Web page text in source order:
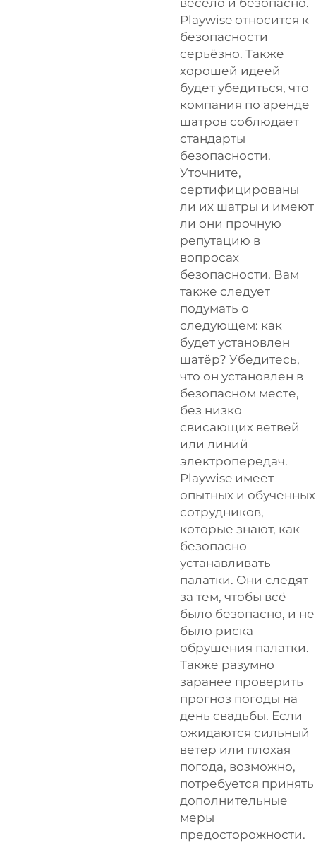
Playwise относится к
безопасности
серьёзно. Также
хорошей идеей
будет убедиться, что
компания по аренде
шатров соблюдает
стандарты
безопасности.
Уточните,
сертифицированы
ли их шатры и имеют
ли они прочную
репутацию в
вопросах
безопасности. Вам
также следует
подумать о
следующем: как
будет установлен
шатёр? Убедитесь,
что он установлен в
безопасном месте,
без низко
свисающих ветвей
или линий
электропередач.
Playwise имеет
опытных и обученных
сотрудников,
которые знают, как
безопасно
устанавливать
палатки. Они следят
за тем, чтобы всё
было безопасно, и не
было риска
обрушения палатки.
Также разумно
заранее проверить
прогноз погоды на
день свадьбы. Если
ожидаются сильный
ветер или плохая
погода, возможно,
потребуется принять
дополнительные
меры
предосторожности.